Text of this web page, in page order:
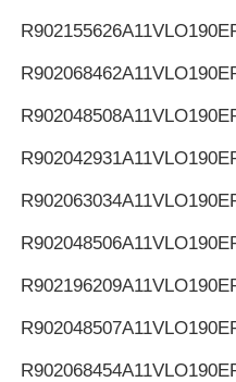
R902155626
R902068462
R902048508
R902042931
R902063034
R902048506
R902196209
R902048507
R902068454